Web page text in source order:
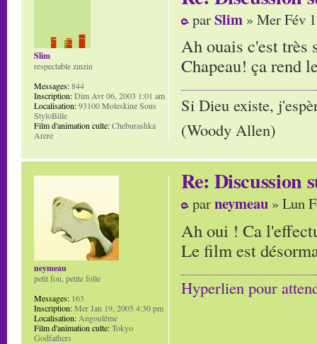
parSlim » Mer Fév
Ah ouais c'est très
Chapeau! ça rend
Si Dieu existe,
(Woody Allen)
Slim
respectable zinzin
Messages:844
Inscription:Dim Avr 06, 2003 1:01 am
Localisation:93100 Moleskine Sous
StyloBille
Film d'animation culte:Cheburashka
Arere
Re: Discussion
parneymeau » Lun
Ah oui ! Ca
Le film est
Hyperlien pour
neymeau
petit fou, petite folle
Messages: 163
Inscription:Mer Jan 19, 2005 4:30 pm
Localisation: Angoulême
Film d'animation culte:Tokyo
Godfathers